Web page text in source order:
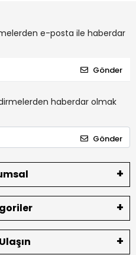
e-posta ile haberdar
Gönder
haberdar olmak
Gönder